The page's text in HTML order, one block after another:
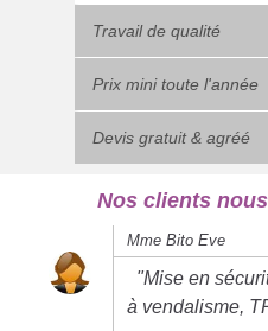
Travail de qualité
Prix mini toute l'année
Devis gratuit & agréé
Nos clients
Mme Bito Eve
"Mise en
à vendalisme,